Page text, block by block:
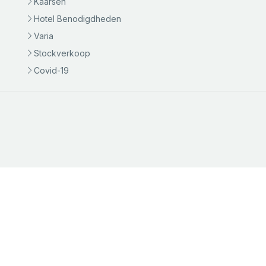
Hotel Benodigdheden
Varia
Stockverkoop
Covid-19